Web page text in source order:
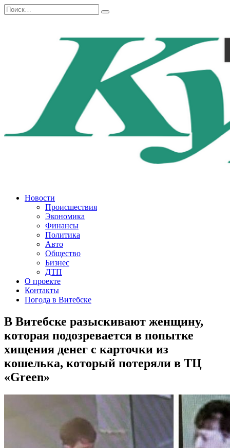
Перейти
к
Search
for:
Новости
Происшествия
Экономика
Финансы
Политика
Авто
Общество
Бизнес
ДТП
О проекте
Контакты
Погода в Витебске
В Витебске разыскивают женщину,
которая подозревается в попытке
хищения денег с карточки из
кошелька, который потеряли в ТЦ
«Green»